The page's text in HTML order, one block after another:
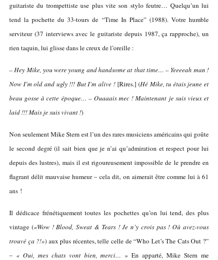
guitariste du trompettiste use plus vite son stylo feutre… Quelqu’un lui
tend la pochette du 33-tours de “Time In Place” (1988). Votre humble
serviteur (37 interviews avec le guitariste depuis 1987, ça rapproche), un
rien taquin, lui glisse dans le creux de l’oreille :
– Hey Mike, you were young and handsome at that time… – Yeeeeah man !
Now I’m old and ugly !!! But I’m alive ! [Rires.] (Hé Mike, tu étais jeune et
beau gosse à cette époque… – Ouaaais mec ! Maintenant je suis vieux et
laid !!! Mais je suis vivant !)
Non seulement Mike Stern est l’un des rares musiciens américains qui goûte
le second degré (il sait bien que je n’ai qu’admiration et respect pour lui
depuis des lustres), mais il est rigoureusement impossible de le prendre en
flagrant délit mauvaise humeur – cela dit, on aimerait être comme lui à 61
ans !
Il dédicace frénétiquement toutes les pochettes qu’on lui tend, des plus
vintage («Wow ! Blood, Sweat & Tears ! Je n’y crois pas ! Où avez-vous
trouvé ça ?!») aux plus récentes, telle celle de “Who Let’s The Cats Out ?”
– « Oui, mes chats vont bien, merci… »En apparté, Mike Stern me